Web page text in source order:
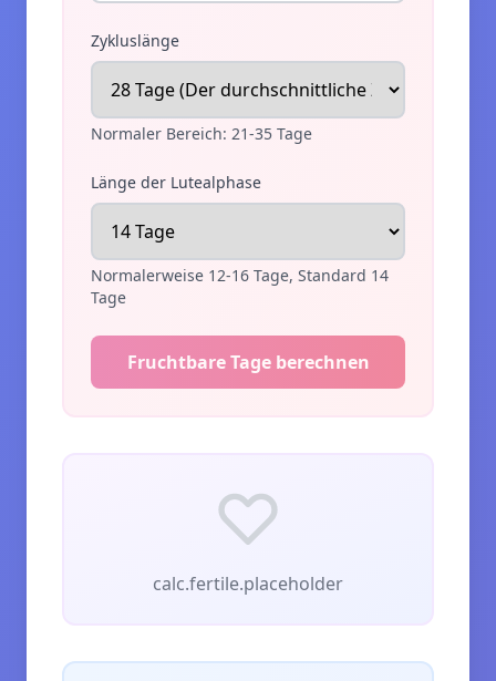
Zykluslänge
Normaler Bereich: 21-35 Tage
Länge der Lutealphase
Normalerweise 12-16 Tage, Standard 14
Tage
Fruchtbare Tage berechnen
calc.fertile.placeholder